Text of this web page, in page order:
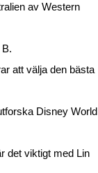
av Western
att välja den bästa
Disney World
det viktigt med Lin